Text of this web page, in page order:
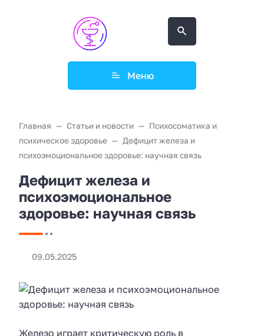
Меню
Главная Статьи и новости
Психосоматика и
психическое здоровье
Дефицит железа и
психоэмоциональное здоровье: научная связь
Дефицит железа и
психоэмоциональное
здоровье: научная связь
09.05.2025
Железо играет критическую роль в